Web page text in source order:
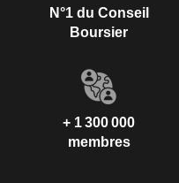
N°1 du Conseil
Boursier
+ 1 300 000
membres